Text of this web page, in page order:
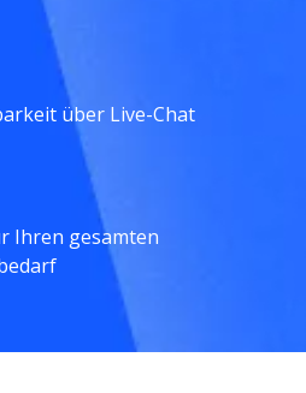
über Live-Chat
Ihren gesamten